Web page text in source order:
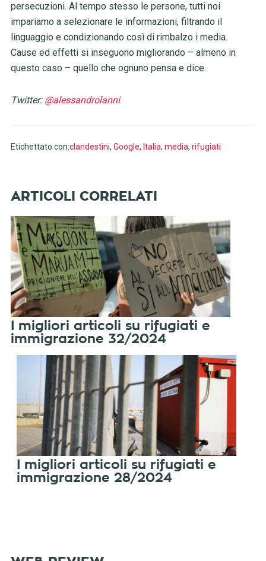
persecuzioni. Al tempo stesso le persone, tutti noi
impariamo a selezionare le informazioni, filtrando il
linguaggio e condizionando così di rimbalzo i media.
Cause ed effetti si inseguono migliorando – almeno in
questo caso – quello che ognuno pensa e dice.
Twitter: @alessandrolanni
Etichettato con:clandestini, Google, Italia, media, rifugiati
I migliori articoli su rifugiati e
immigrazione 32/2024
I migliori articoli su rifugiati e
immigrazione 28/2024